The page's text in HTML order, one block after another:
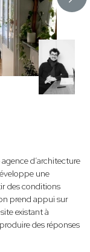
d’architecture
une
des conditions
prend appui sur
existant à
des réponses